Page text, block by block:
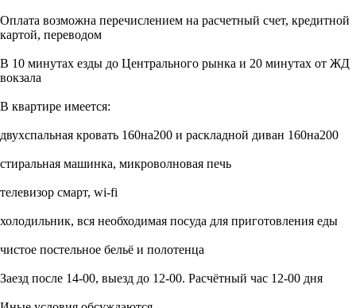
Оплата возможна перечислением на расчетный счет, кредитной
картой, переводом
В 10 минутах езды до Центрального рынка и 20 минутах от ЖД
вокзала
В квартире имеется:
двухспальная кровать 160на200 и раскладной диван 160на200
стиральная машинка, микроволновая печь
телевизор смарт, wi-fi
холодильник, вся необходимая посуда для приготовления еды
чистое постельное бельё и полотенца
Заезд после 14-00, выезд до 12-00. Расчётный час 12-00 дня